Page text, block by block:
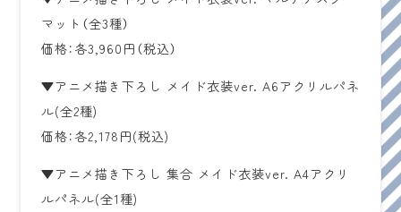
マット（全3種）
価格：各3,960円（税込）
▼アニメ描き下ろし メイド衣装ver. A6アクリルパネ
ル(全2種)
価格：各2,178円(税込)
▼アニメ描き下ろし 集合 メイド衣装ver. A4アクリ
ルパネル(全1種)